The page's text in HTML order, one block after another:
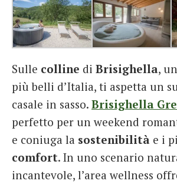
Sulle colline di Brisighella,
più belli d’Italia, ti aspetta un
casale in sasso. Brisighella
perfetto per un weekend
e coniuga la sostenibilità e i
comfort. In uno scenario
incantevole, l’area wellness